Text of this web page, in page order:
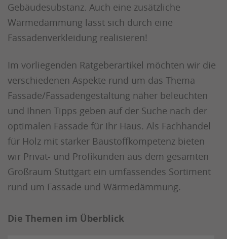
Gebäudesubstanz. Auch eine zusätzliche
Wärmedämmung lässt sich durch eine
Fassadenverkleidung realisieren!
Im vorliegenden Ratgeberartikel möchten wir die
verschiedenen Aspekte rund um das Thema
Fassade/Fassadengestaltung näher beleuchten
und Ihnen Tipps geben auf der Suche nach der
optimalen Fassade für Ihr Haus. Als Fachhandel
für Holz mit starker Baustoffkompetenz bieten
wir Privat- und Profikunden aus dem gesamten
Großraum Stuttgart ein umfassendes Sortiment
rund um Fassade und Wärmedämmung.
Die Themen im Überblick